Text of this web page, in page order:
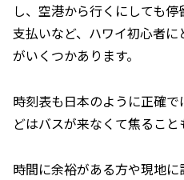
し、空港から行くにしても
支払いなど、ハワイ初心者
がいくつかあります。
時刻表も日本のように正確
どはバスが来なくて焦ること
時間に余裕がある方や現地